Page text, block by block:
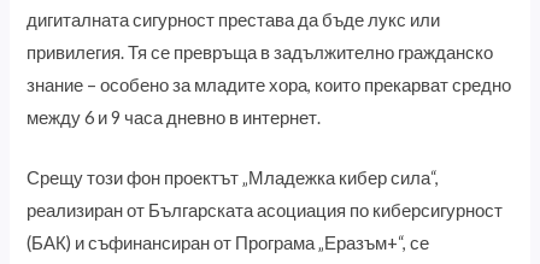
дигиталната сигурност престава да бъде лукс или
привилегия. Тя се превръща в задължително гражданско
знание – особено за младите хора, които прекарват средно
между 6 и 9 часа дневно в интернет.
Срещу този фон проектът „Младежка кибер сила“,
реализиран от Българската асоциация по киберсигурност
(БАК) и съфинансиран от Програма „Еразъм+“, се